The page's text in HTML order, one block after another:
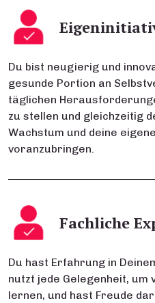
Du bist neugierig und
gesunde Portion an
täglichen
zu stellen und gleichzeitig
Wachstum und deine
voranzubringen.
Fachliche
Du hast Erfahrung in
nutzt jede Gelegenheit, um
lernen, und hast Freude